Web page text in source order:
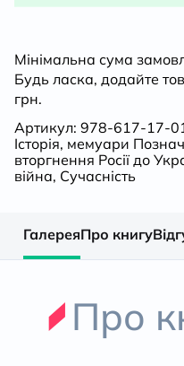
Мінімальна сума
Будь ласка, додайте
грн.
Артикул: 978-617-17-
Історія, мемуари
вторгнення Росії до
війна, Сучасність
ГалереяПро книгу
Про